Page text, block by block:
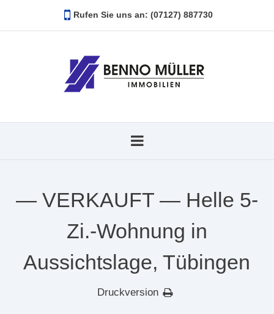
Rufen Sie uns an: (07127) 887730
— VERKAUFT — Helle 5-
Zi.-Wohnung in
Aussichtslage, Tübingen
Druckversion